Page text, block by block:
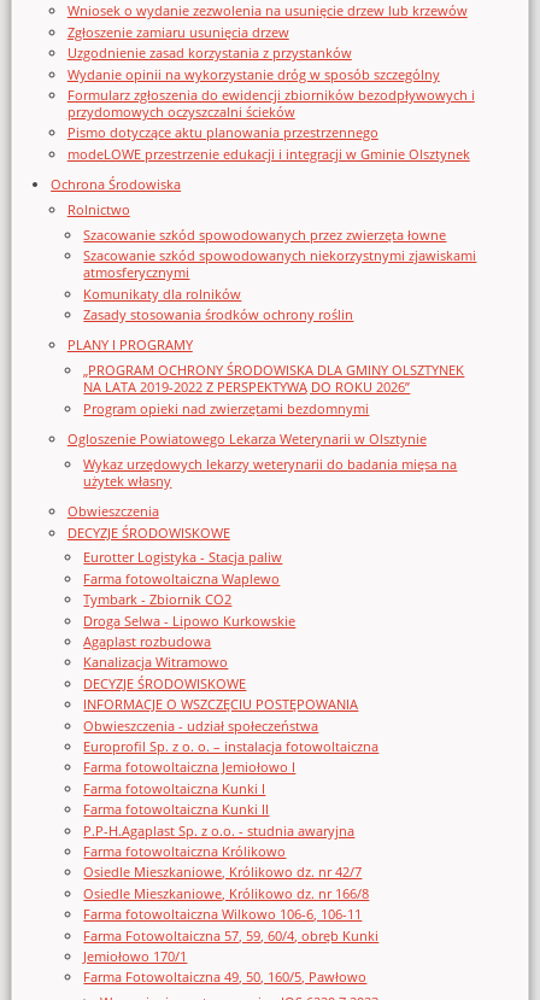
Wniosek o wydanie zezwolenia na usunięcie drzew lub krzewów
Zgłoszenie zamiaru usunięcia drzew
Uzgodnienie zasad korzystania z przystanków
Wydanie opinii na wykorzystanie dróg w sposób szczególny
Formularz zgłoszenia do ewidencji zbiorników bezodpływowych i
przydomowych oczyszczalni ścieków
Pismo dotyczące aktu planowania przestrzennego
modeLOWE przestrzenie edukacji i integracji w Gminie Olsztynek
Ochrona Środowiska
Rolnictwo
Szacowanie szkód spowodowanych przez zwierzęta łowne
Szacowanie szkód spowodowanych niekorzystnymi zjawiskami
atmosferycznymi
Komunikaty dla rolników
Zasady stosowania środków ochrony roślin
PLANY I PROGRAMY
„PROGRAM OCHRONY ŚRODOWISKA DLA GMINY OLSZTYNEK
NA LATA 2019-2022 Z PERSPEKTYWĄ DO ROKU 2026”
Program opieki nad zwierzętami bezdomnymi
Ogloszenie Powiatowego Lekarza Weterynarii w Olsztynie
Wykaz urzędowych lekarzy weterynarii do badania mięsa na
użytek własny
Obwieszczenia
DECYZJE ŚRODOWISKOWE
Eurotter Logistyka - Stacja paliw
Farma fotowoltaiczna Waplewo
Tymbark - Zbiornik CO2
Droga Selwa - Lipowo Kurkowskie
Agaplast rozbudowa
Kanalizacja Witramowo
DECYZJE ŚRODOWISKOWE
INFORMACJE O WSZCZĘCIU POSTĘPOWANIA
Obwieszczenia - udział społeczeństwa
Europrofil Sp. z o. o. – instalacja fotowoltaiczna
Farma fotowoltaiczna Jemiołowo I
Farma fotowoltaiczna Kunki I
Farma fotowoltaiczna Kunki II
P.P-H.Agaplast Sp. z o.o. - studnia awaryjna
Farma fotowoltaiczna Królikowo
Osiedle Mieszkaniowe, Królikowo dz. nr 42/7
Osiedle Mieszkaniowe, Królikowo dz. nr 166/8
Farma fotowoltaiczna Wilkowo 106-6, 106-11
Farma Fotowoltaiczna 57, 59, 60/4, obręb Kunki
Jemiołowo 170/1
Farma Fotowoltaiczna 49, 50, 160/5, Pawłowo